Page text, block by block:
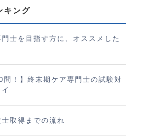
キング
士を目指す方に、オススメした
問！】終末期ケア専門士の試験対
取得までの流れ